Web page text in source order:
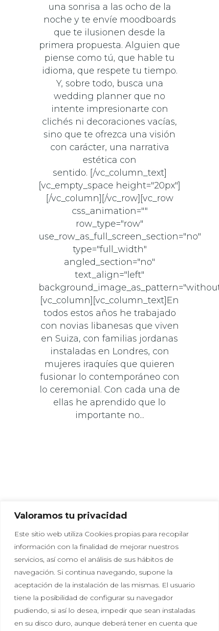
Valoramos tu privacidad
Este sitio web utiliza Cookies propias para recopilar
información con la finalidad de mejorar nuestros
servicios, así como el análisis de sus hábitos de
navegación. Si continua navegando, supone la
aceptación de la instalación de las mismas. El usuario
tiene la posibilidad de configurar su navegador
pudiendo, si así lo desea, impedir que sean instaladas
en su disco duro, aunque deberá tener en cuenta que
una sonrisa a las ocho de la
noche y te envíe moodboards
que te ilusionen desde la
primera propuesta. Alguien que
piense como tú, que hable tu
idioma, que respete tu tiempo.
Y, sobre todo, busca una
wedding planner que no
intente impresionarte con
clichés ni decoraciones vacías,
sino que te ofrezca una visión
con carácter, una narrativa
estética con
sentido. [/vc_column_text]
[vc_empty_space height="20px"]
[/vc_column][/vc_row][vc_row
css_animation=""
row_type="row"
use_row_as_full_screen_section="no"
type="full_width"
angled_section="no"
text_align="left"
[vc_column][vc_column_text]En
todos estos años he trabajado
con novias libanesas que viven
en Suiza, con familias jordanas
instaladas en Londres, con
mujeres iraquíes que quieren
fusionar lo contemporáneo con
lo ceremonial. Con cada una de
ellas he aprendido que lo
importante no...
Política de privacidad | Política de cookies
Aviso
legal